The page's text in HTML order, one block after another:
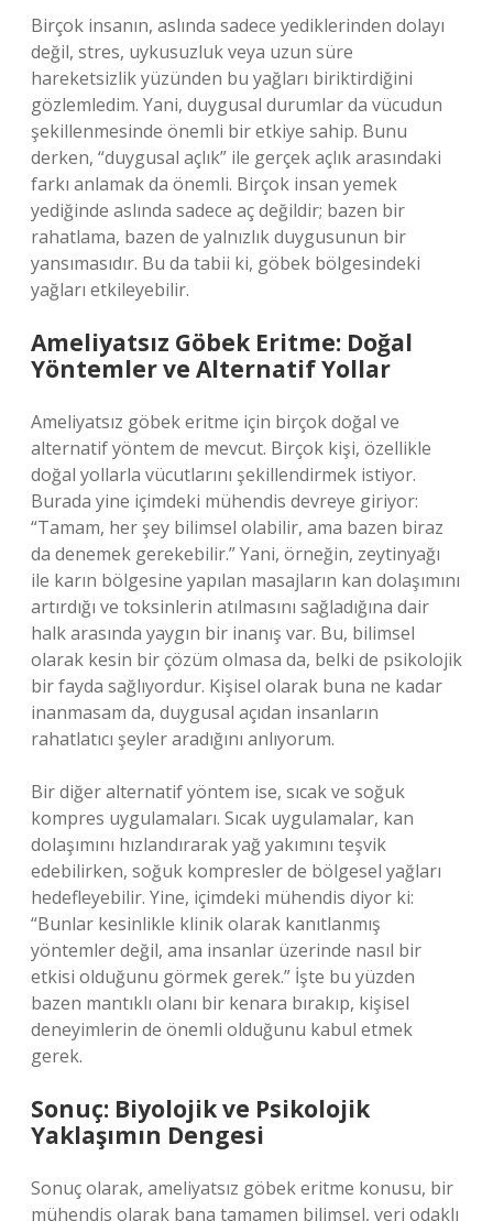
Birçok insanın, aslında sadece yediklerinden dolayı
değil, stres, uykusuzluk veya uzun süre
hareketsizlik yüzünden bu yağları biriktirdiğini
gözlemledim. Yani, duygusal durumlar da vücudun
şekillenmesinde önemli bir etkiye sahip. Bunu
derken, “duygusal açlık” ile gerçek açlık arasındaki
farkı anlamak da önemli. Birçok insan yemek
yediğinde aslında sadece aç değildir; bazen bir
rahatlama, bazen de yalnızlık duygusunun bir
yansımasıdır. Bu da tabii ki, göbek bölgesindeki
yağları etkileyebilir.
Ameliyatsız Göbek Eritme: Doğal
Yöntemler ve Alternatif Yollar
Ameliyatsız göbek eritme için birçok doğal ve
alternatif yöntem de mevcut. Birçok kişi, özellikle
doğal yollarla vücutlarını şekillendirmek istiyor.
Burada yine içimdeki mühendis devreye giriyor:
“Tamam, her şey bilimsel olabilir, ama bazen biraz
da denemek gerekebilir.” Yani, örneğin, zeytinyağı
ile karın bölgesine yapılan masajların kan dolaşımını
artırdığı ve toksinlerin atılmasını sağladığına dair
halk arasında yaygın bir inanış var. Bu, bilimsel
olarak kesin bir çözüm olmasa da, belki de psikolojik
bir fayda sağlıyordur. Kişisel olarak buna ne kadar
inanmasam da, duygusal açıdan insanların
rahatlatıcı şeyler aradığını anlıyorum.
Bir diğer alternatif yöntem ise, sıcak ve soğuk
kompres uygulamaları. Sıcak uygulamalar, kan
dolaşımını hızlandırarak yağ yakımını teşvik
edebilirken, soğuk kompresler de bölgesel yağları
hedefleyebilir. Yine, içimdeki mühendis diyor ki:
“Bunlar kesinlikle klinik olarak kanıtlanmış
yöntemler değil, ama insanlar üzerinde nasıl bir
etkisi olduğunu görmek gerek.” İşte bu yüzden
bazen mantıklı olanı bir kenara bırakıp, kişisel
deneyimlerin de önemli olduğunu kabul etmek
gerek.
Sonuç: Biyolojik ve Psikolojik
Yaklaşımın Dengesi
Sonuç olarak, ameliyatsız göbek eritme konusu, bir
mühendis olarak bana tamamen bilimsel, veri odaklı